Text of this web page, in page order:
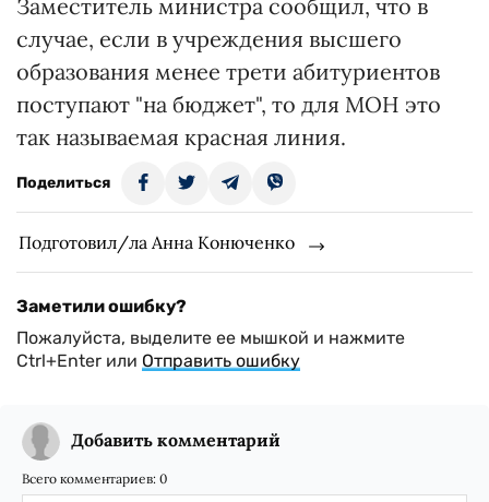
Заместитель министра сообщил, что в
случае, если в учреждения высшего
образования менее трети абитуриентов
поступают "на бюджет", то для МОН это
так называемая красная линия.
Поделиться
Подготовил/ла Анна Конюченко
Заметили ошибку?
Пожалуйста, выделите ее мышкой и нажмите
Ctrl+Enter или Отправить ошибку
Добавить комментарий
Всего комментариев: 0